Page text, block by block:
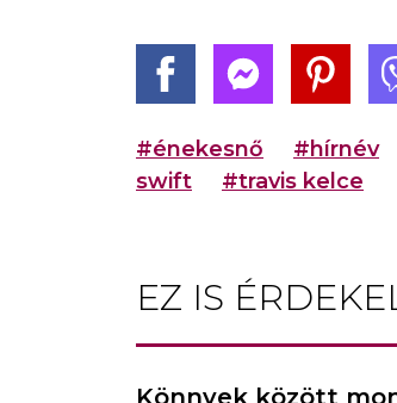
#énekesnő #hírnév
swift
#travis kelce
EZ IS
Könnyek között